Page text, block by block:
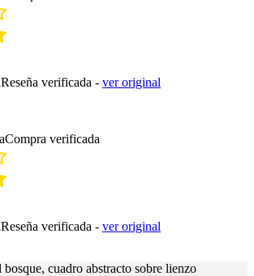
Reseña verificada - ver original
Compra verificada
Reseña verificada - ver original